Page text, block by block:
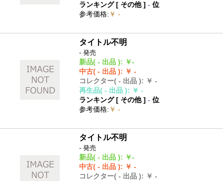
ランキング [ その他]- 位
参考価格: ￥ -
タイトル不明
- 発売
新品( - 出品 ): ￥-
中古( - 出品 ): ￥ -
コレクター( - 出品 ): ￥ -
再生品( - 出品 ): ￥ -
ランキング [ その他]- 位
参考価格: ￥ -
タイトル不明
- 発売
新品( - 出品 ): ￥-
中古( - 出品 ): ￥ -
コレクター( - 出品 ): ￥ -